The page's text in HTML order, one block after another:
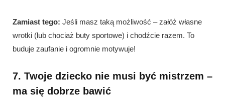
Zamiast tego: Jeśli masz taką możliwość – załóż własne
wrotki (lub chociaż buty sportowe) i chodźcie razem. To
buduje zaufanie i ogromnie motywuje!
7. Twoje dziecko nie musi być mistrzem –
ma się dobrze bawić